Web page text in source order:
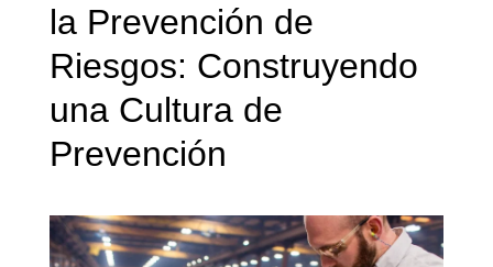
la Prevención de
Riesgos: Construyendo
una Cultura de
Prevención